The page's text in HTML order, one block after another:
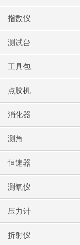
指数仪
测试台
工具包
点胶机
消化器
测角
恒速器
测氡仪
压力计
折射仪